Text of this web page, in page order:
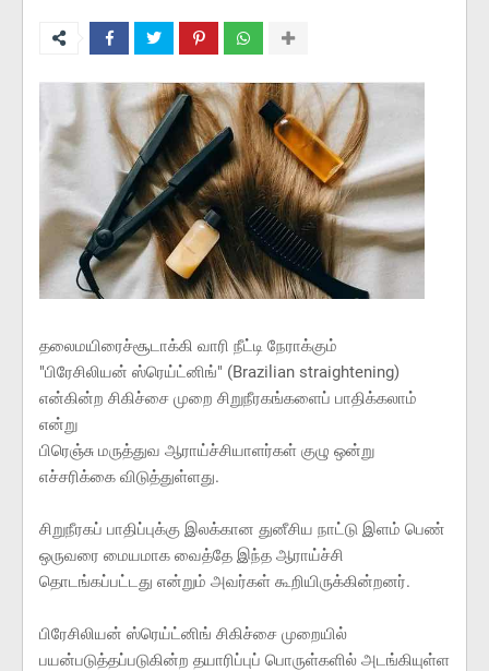
தலைமயிரைச்சூடாக்கி வாரி நீட்டி நேராக்கும்
"பிரேசிலியன் ஸ்ரெய்ட்னிங்" (Brazilian straightening)
என்கின்ற சிகிச்சை முறை சிறுநீரகங்களைப் பாதிக்கலாம்
என்று
பிரெஞ்சு மருத்துவ ஆராய்ச்சியாளர்கள் குழு ஒன்று
எச்சரிக்கை விடுத்துள்ளது.
சிறுநீரகப் பாதிப்புக்கு இலக்கான துனீசிய நாட்டு இளம் பெண்
ஒருவரை மையமாக வைத்தே இந்த ஆராய்ச்சி
தொடங்கப்பட்டது என்றும் அவர்கள் கூறியிருக்கின்றனர்.
பிரேசிலியன் ஸ்ரெய்ட்னிங் சிகிச்சை முறையில்
பயன்படுத்தப்படுகின்ற தயாரிப்புப் பொருள்களில் அடங்கியுள்ள